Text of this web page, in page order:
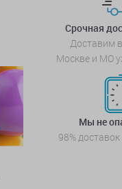
Срочная
Доставим
Москве и МО
Мы не
98%